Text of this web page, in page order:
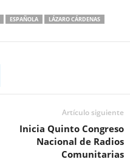
ESPAÑOLA
LÁZARO CÁRDENAS
Artículo siguiente
Inicia Quinto Congreso
Nacional de Radios
Comunitarias